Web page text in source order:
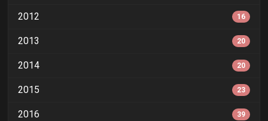
2012 16
2013 20
2014 20
2015 23
2016 39